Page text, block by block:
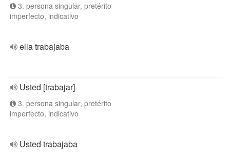
3. persona singular, pretérito
imperfecto, indicativo
ella trabajaba
Usted [trabajar]
3. persona singular, pretérito
imperfecto, indicativo
Usted trabajaba